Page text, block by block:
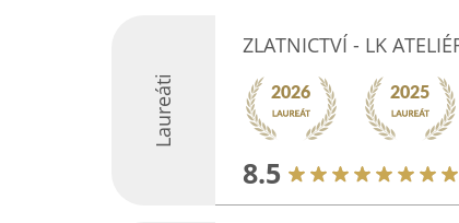
Laureáti
ZLATNICTVÍ - LK
8.5